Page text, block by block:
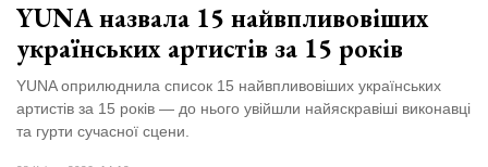
Лайф
Афіша
ZONE 18+
YUNA назвала 15 найвпливовіших
українських артистів за 15 років
YUNA оприлюднила список 15 найвпливовіших українських
артистів за 15 років — до нього увійшли найяскравіші виконавці
та гурти сучасної сцени.